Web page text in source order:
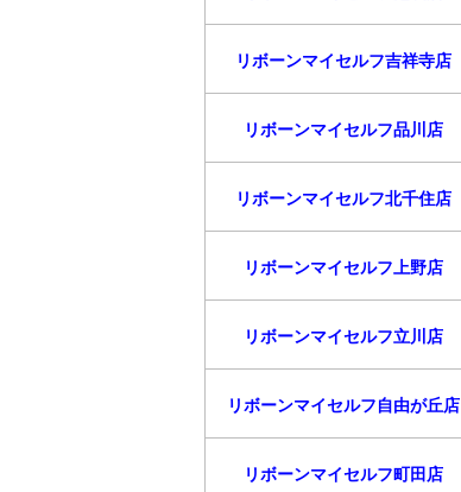
リボーンマイセルフ吉祥寺店
リボーンマイセルフ品川店
リボーンマイセルフ北千住店
リボーンマイセルフ上野店
リボーンマイセルフ立川店
リボーンマイセルフ自由が丘店
リボーンマイセルフ町田店